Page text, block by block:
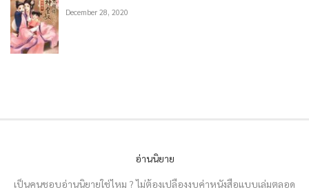
December 28, 2020
อ่านนิยาย
เป็นคนชอบอ่านนิยายใช่ไหม ? ไม่ต้องเปลืองงบค่าหนังสือแบบเล่มตลอด